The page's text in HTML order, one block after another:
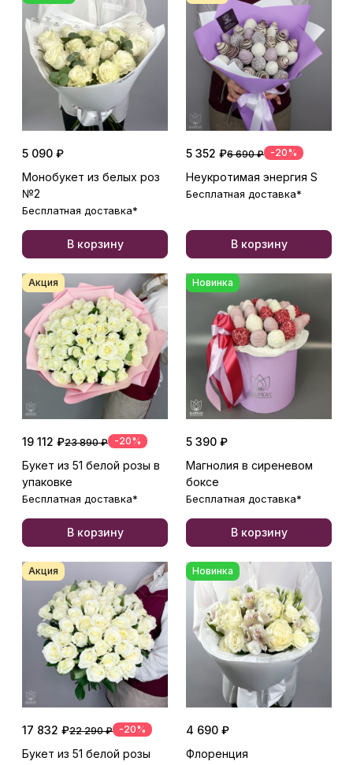
5 090 ₽
Монобукет из белых роз
№2
Бесплатная доставка*
В корзину
5 352 ₽6 690 ₽ -20%
Неукротимая энергия S
Бесплатная доставка*
В корзину
Акция
19 112 ₽23 890 ₽ -20%
Букет из 51 белой розы в
упаковке
Бесплатная доставка*
В корзину
Новинка
5 390 ₽
Магнолия в сиреневом
боксе
Бесплатная доставка*
В корзину
Акция
17 832 ₽22 290 ₽ -20%
Букет из 51 белой розы
Новинка
4 690 ₽
Флоренция